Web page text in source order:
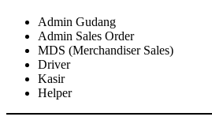
Admin Gudang
Admin Sales Order
MDS (Merchandiser Sales)
Driver
Kasir
Helper